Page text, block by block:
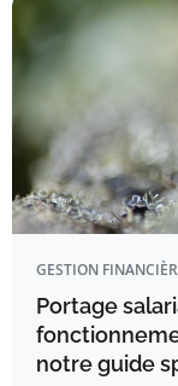
GESTION
Portage
notre guide